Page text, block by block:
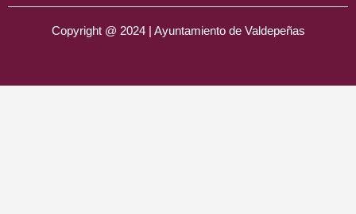
Copyright @ 2024 | Ayuntamiento de Valdepeñas